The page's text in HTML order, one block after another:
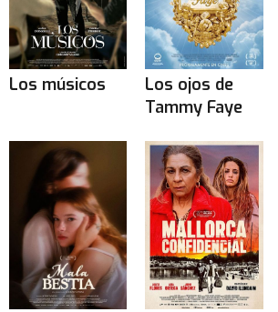
Los músicos
Los ojos de
Tammy Faye